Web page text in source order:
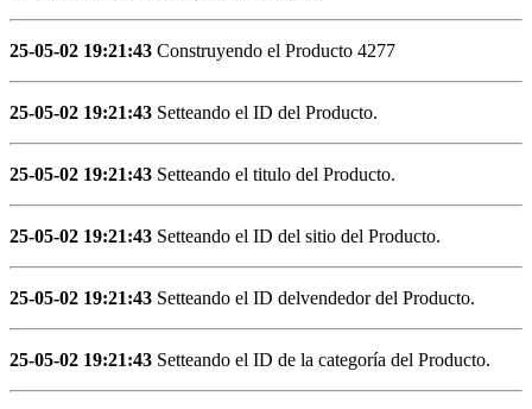
25-05-02 19:21:43 Construyendo el Producto 4277
25-05-02 19:21:43 Setteando el ID del Producto.
25-05-02 19:21:43 Setteando el titulo del Producto.
25-05-02 19:21:43 Setteando el ID del sitio del Producto.
25-05-02 19:21:43 Setteando el ID delvendedor del Producto.
25-05-02 19:21:43 Setteando el ID de la categoría del Producto.